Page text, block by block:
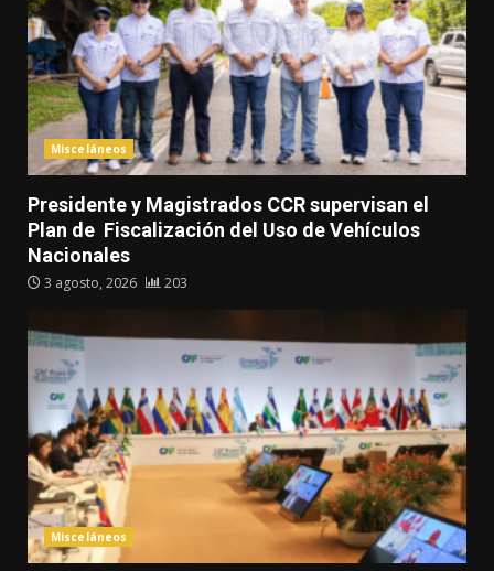
Misceláneos
Presidente y Magistrados CCR supervisan el
Plan de Fiscalización del Uso de Vehículos
Nacionales
3 agosto, 2026 203
Misceláneos